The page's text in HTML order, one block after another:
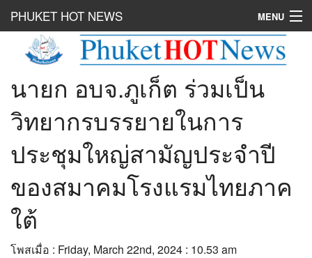
PHUKET HOT NEWS MENU
News
Business
เที่ยว ชิม ช๊อป
Hot Health and Beauty
นายก อบจ.ภูเก็ต ร่วมเป็น
วิทยากรบรรยายในการ
ประชุมใหญ่สามัญประจำปี
ของสมาคมโรงแรมไทยภาค
ใต้
โพสเมื่อ : Friday, March 22nd, 2024 : 10.53 am